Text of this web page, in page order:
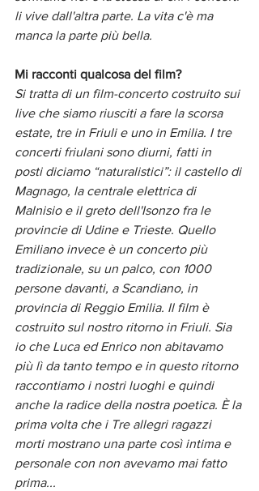
li vive dall'altra parte. La vita c'è ma
manca la parte più bella.
Mi racconti qualcosa del film?
Si tratta di un film-concerto costruito sui
live che siamo riusciti a fare la scorsa
estate, tre in Friuli e uno in Emilia. I tre
concerti friulani sono diurni, fatti in
posti diciamo “naturalistici”: il castello di
Magnago, la centrale elettrica di
Malnisio e il greto dell'Isonzo fra le
provincie di Udine e Trieste. Quello
Emiliano invece è un concerto più
tradizionale, su un palco, con 1000
persone davanti, a Scandiano, in
provincia di Reggio Emilia. Il film è
costruito sul nostro ritorno in Friuli. Sia
io che Luca ed Enrico non abitavamo
più lì da tanto tempo e in questo ritorno
raccontiamo i nostri luoghi e quindi
anche la radice della nostra poetica. È la
prima volta che i Tre allegri ragazzi
morti mostrano una parte così intima e
personale con non avevamo mai fatto
prima...